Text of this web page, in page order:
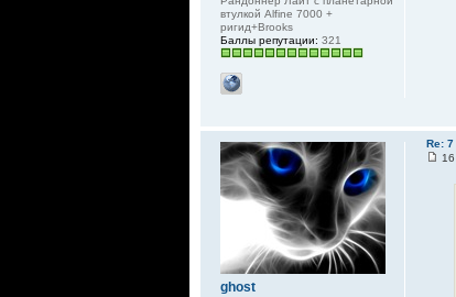
втулкой Alfine 7000 +
ригид+Brooks
Баллы репутации: 321
Re:
ghost